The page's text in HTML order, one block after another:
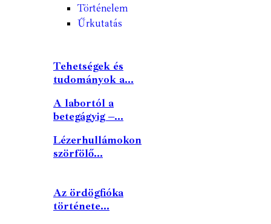
Történelem
Űrkutatás
Tehetségek és
tudományok a...
A labortól a
betegágyig –...
Lézerhullámokon
szörfölő...
Az ördögfióka
története...